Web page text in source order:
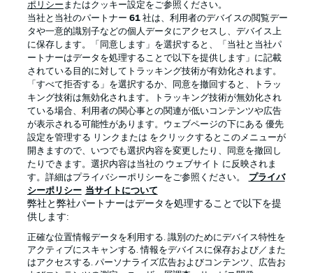
プライバシー・ポリシー 優先設定を管理する
利用条件 放送局
求人 選手
当サイトについて
ポリシー またはクッキー設定をご参照ください。
当社と当社のパートナー 61社は、利用者のデバイスの閲覧デー
タや一意的識別子などの個人データにアクセスし、デバイス上
に保存します。「同意します」を選択すると、「当社と当社パ
ートナーはデータを処理することで以下を提供します」に記載
されている目的に対してトラッキング技術が有効化されます。
「すべて拒否する」を選択するか、同意を撤回すると、トラッ
キング技術は無効化されます。トラッキング技術が無効化され
ている場合、利用者の関心事との関連が低いコンテンツや広告
が表示される可能性があります。ウェブページの下にある 優先
設定を管理する リンクまたは をクリックするとこのメニューが
開きますので、いつでも選択内容を変更したり、同意を撤回し
たりできます。選択内容は当社の ウェブサイト に反映されま
す。詳細はプライバシーポリシーをご参照ください。
プライバ
シーポリシー 当サイトについて
弊社と弊社パートナーはデータを処理することで以下を提
供します:
正確な位置情報データを利用する. 識別のためにデバイス特性を
アクティブにスキャンする. 情報をデバイスに保存および／また
はアクセスする. パーソナライズ広告およびコンテンツ、広告お